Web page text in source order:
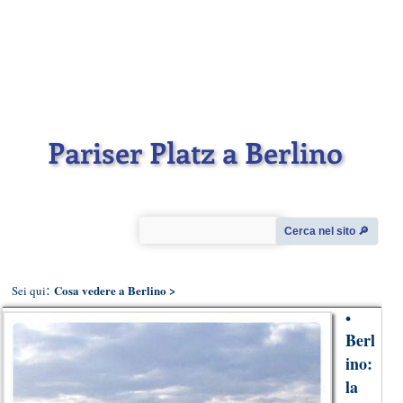
Pariser Platz a Berlino
Cerca nel sito 🔎︎
Sei qui: Cosa vedere a Berlino>
•
Berl
ino:
la